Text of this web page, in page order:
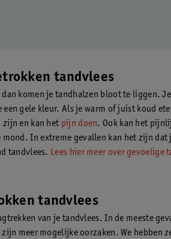
tandvlees
komen je tandhalzen bloot te liggen. Je
gele kleur. Als je warm of juist koud
en kan het pijn doen. Ook kan het
In extreme gevallen kan het zijn dat
tandvlees. Lees hier meer over gevoelige
tandvlees
van je tandvlees. In de meeste
meer mogelijke oorzaken. We hebben